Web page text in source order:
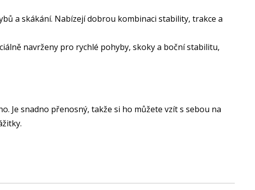
a skákání. Nabízejí dobrou kombinaci stability, trakce a
navrženy pro rychlé pohyby, skoky a boční stabilitu,
Je snadno přenosný, takže si ho můžete vzít s sebou na